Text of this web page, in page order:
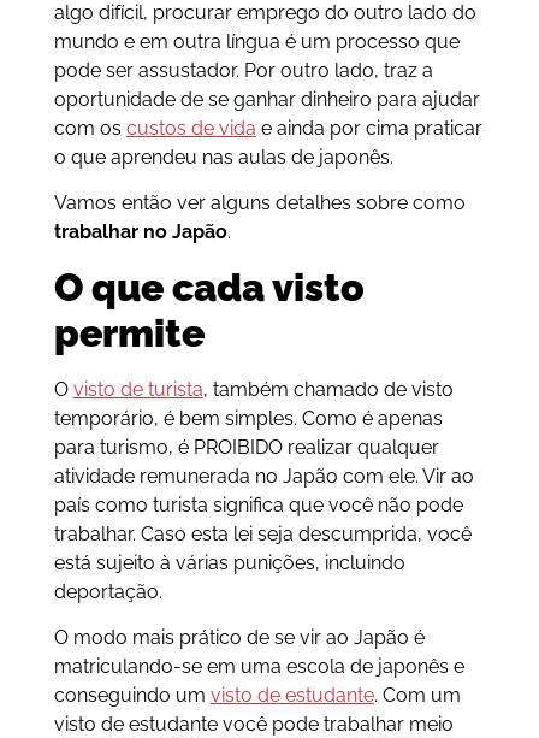
algo difícil, procurar emprego do outro lado do
mundo e em outra língua é um processo que
pode ser assustador. Por outro lado, traz a
oportunidade de se ganhar dinheiro para ajudar
com os custos de vida e ainda por cima praticar
o que aprendeu nas aulas de japonês.
Vamos então ver alguns detalhes sobre como
trabalhar no Japão.
O que cada visto
permite
O visto de turista, também chamado de visto
temporário, é bem simples. Como é apenas
para turismo, é PROIBIDO realizar qualquer
atividade remunerada no Japão com ele. Vir ao
país como turista significa que você não pode
trabalhar. Caso esta lei seja descumprida, você
está sujeito à várias punições, incluindo
deportação.
O modo mais prático de se vir ao Japão é
matriculando-se em uma escola de japonês e
conseguindo um visto de estudante. Com um
visto de estudante você pode trabalhar meio